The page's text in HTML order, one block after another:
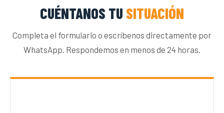
CUÉNTANOS TU SITUACIÓN
Completa el formulario o escríbenos directamente por
WhatsApp. Respondemos en menos de 24 horas.